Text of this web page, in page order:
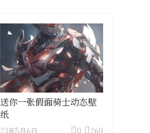
送你一张假面骑士动态壁
纸
23年5月6日 0 260